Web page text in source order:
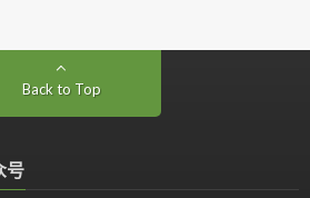
Back to Top
号